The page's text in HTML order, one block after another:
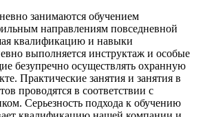
занимаются обучением
направлениям повседневной
квалификацию и навыки
выполняется инструктаж и особые
безупречно осуществлять охранную
Практические занятия и занятия в
проводятся в соответствии с
Серьезность подхода к обучению